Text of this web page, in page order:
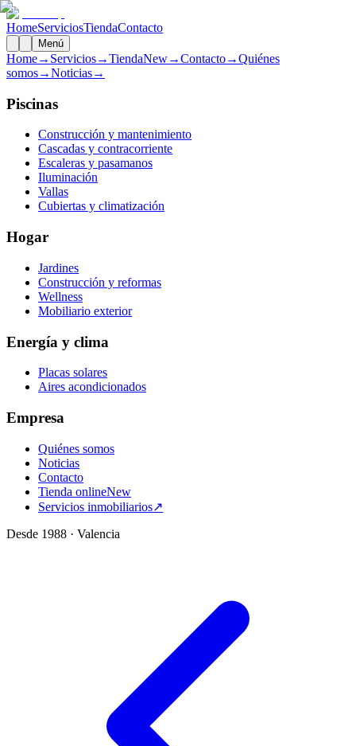
HomeServiciosTiendaContacto
Menú
Home→ Servicios→TiendaNew→Contacto→Quiénes
somos→Noticias→
Piscinas
Construcción y mantenimiento
Cascadas y contracorriente
Escaleras y pasamanos
Iluminación
Vallas
Cubiertas y climatización
Hogar
Jardines
Construcción y reformas
Wellness
Mobiliario exterior
Energía y clima
Placas solares
Aires acondicionados
Empresa
Quiénes somos
Noticias
Contacto
Tienda onlineNew
Servicios inmobiliarios↗
Desde 1988 · Valencia